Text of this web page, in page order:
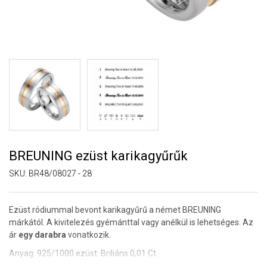
BREUNING ezüst karikagyűrűk
SKU: BR48/08027 - 28
Ezüst ródiummal bevont karikagyűrű a német BREUNING
márkától. A kivitelezés gyémánttal vagy anélkül is lehetséges. Az
ár egy darabra vonatkozik.
Anyag: 925/1000 ezüst. Briliáns 0,01 Ct.